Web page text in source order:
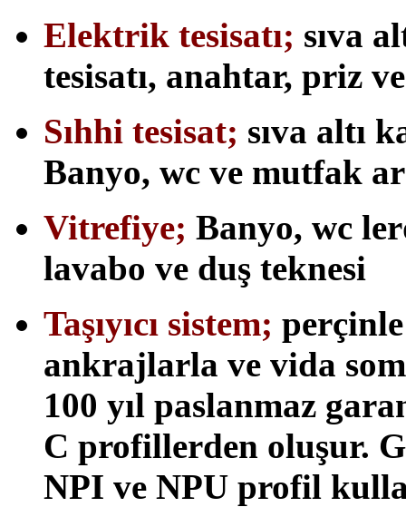
Elektrik tesisatı; sıva
tesisatı, anahtar, priz
Sıhhi tesisat; sıva altı
Banyo, wc ve mutfak
Vitrefiye; Banyo, wc
lavabo ve duş teknesi
Taşıyıcı sistem;
ankrajlarla ve vida
100 yıl paslanmaz
C profillerden oluşur.
NPI ve NPU profil